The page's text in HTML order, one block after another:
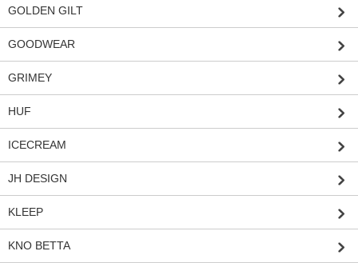
GOLDEN GILT
GOODWEAR
GRIMEY
HUF
ICECREAM
JH DESIGN
KLEEP
KNO BETTA